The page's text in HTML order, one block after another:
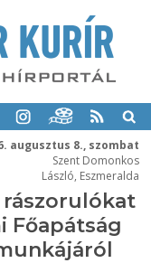
augusztus 8., szombat
Szent Domonkos
László, Eszmeralda
Főapátság